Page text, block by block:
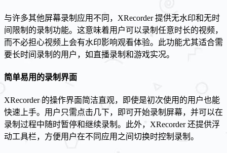
与许多其他屏幕录制应用不同，XRecorder 提供无水印和无时
间限制的录制功能。这意味着用户可以录制任意时长的视频，
而不必担心视频上会有水印影响观看体验。此功能尤其适合需
要长时间录制的用户，如直播录制和游戏实况。
简单易用的录制界面
XRecorder 的操作界面简洁直观，即使是初次使用的用户也能
快速上手。用户只需点击几下，即可开始录制屏幕，并可以在
录制过程中随时暂停和继续录制。此外，XRecorder 还提供浮
动工具栏，方便用户在不同应用之间切换时控制录制。